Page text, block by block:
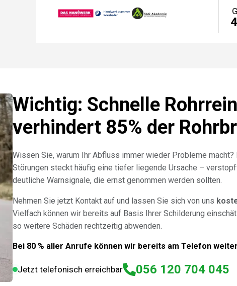
Wichtig: Schnelle
verhindert 85% der
Wissen Sie, warum Ihr Abfluss immer wieder Probleme macht?
Störungen steckt häufig eine tiefer liegende Ursache –
deutliche Warnsignale, die ernst genommen werden sollten.
Nehmen Sie jetzt Kontakt auf und lassen Sie sich von uns
Vielfach können wir bereits auf Basis Ihrer Schilderung
so weitere Schäden rechtzeitig abwenden.
Bei 80 % aller Anrufe können wir bereits am Telefon
Jetzt telefonisch erreichbar 056 120 704 045